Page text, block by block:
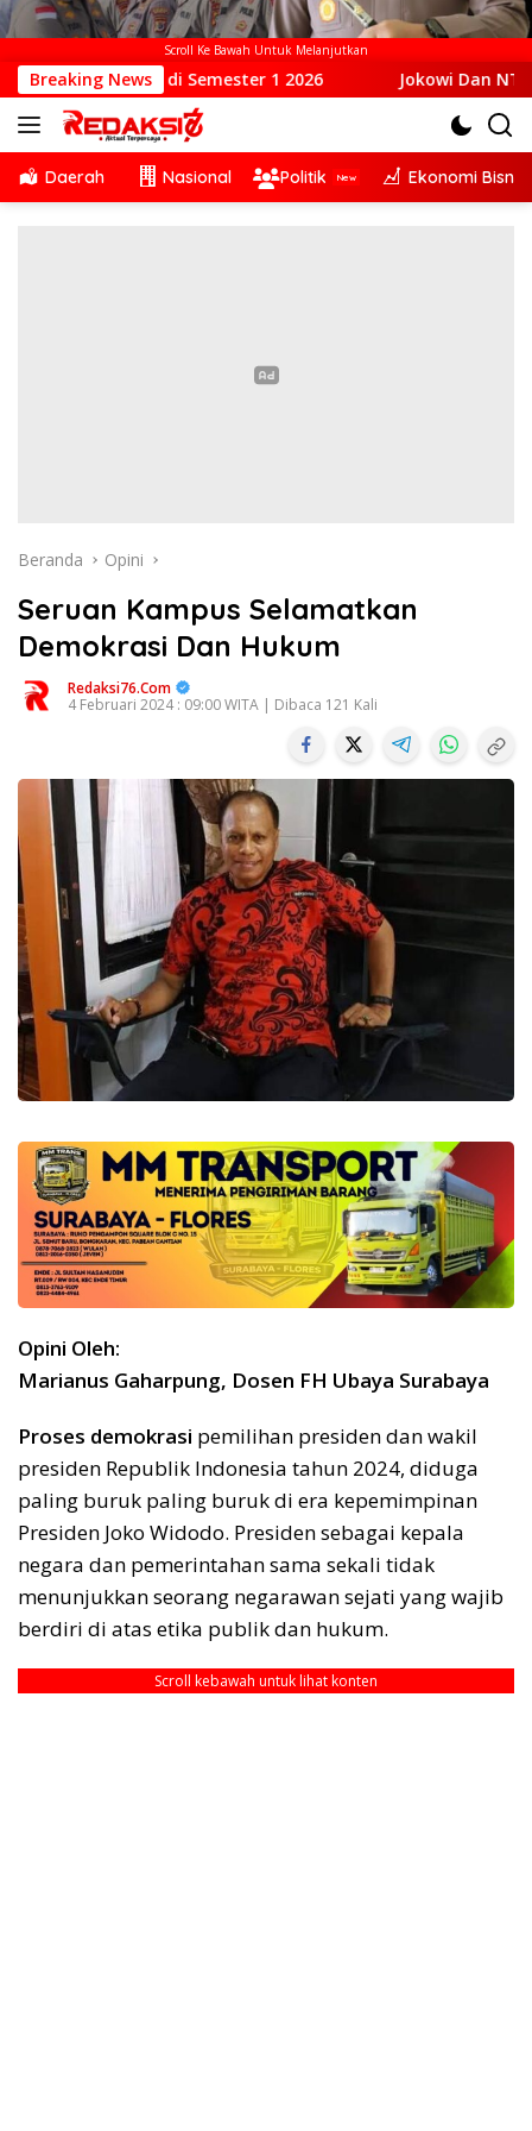
Scroll Ke Bawah Untuk Melanjutkan
Breaking News
di Semester 1 2026 Jokowi Dan NTT:
Daerah Nasional Politik Ekonomi Bisnis
Beranda Opini
Seruan Kampus Selamatkan
Demokrasi Dan Hukum
Redaksi76.com
4 Februari 2024 : 09:00 WITA | Dibaca 121 Kali
Opini Oleh:
Marianus Gaharpung, Dosen FH Ubaya Surabaya
Proses demokrasi pemilihan presiden dan wakil
presiden Republik Indonesia tahun 2024, diduga
paling buruk paling buruk di era kepemimpinan
Presiden Joko Widodo. Presiden sebagai kepala
negara dan pemerintahan sama sekali tidak
menunjukkan seorang negarawan sejati yang wajib
berdiri di atas etika publik dan hukum.
Scroll kebawah untuk lihat konten